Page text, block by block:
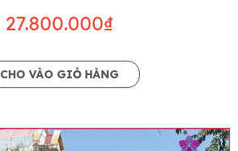
27.800.000₫
CHO VÀO GIỎ HÀNG